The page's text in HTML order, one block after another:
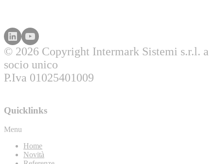
© 2026 Copyright Intermark Sistemi s.r.l. a
socio unico
P.Iva 01025401009
Quicklinks
Menu
Home
Novità